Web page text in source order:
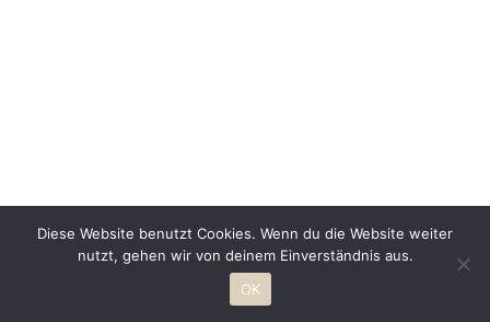
Diese Website benutzt Cookies. Wenn du die Website weiter
nutzt, gehen wir von deinem Einverständnis aus.
OK